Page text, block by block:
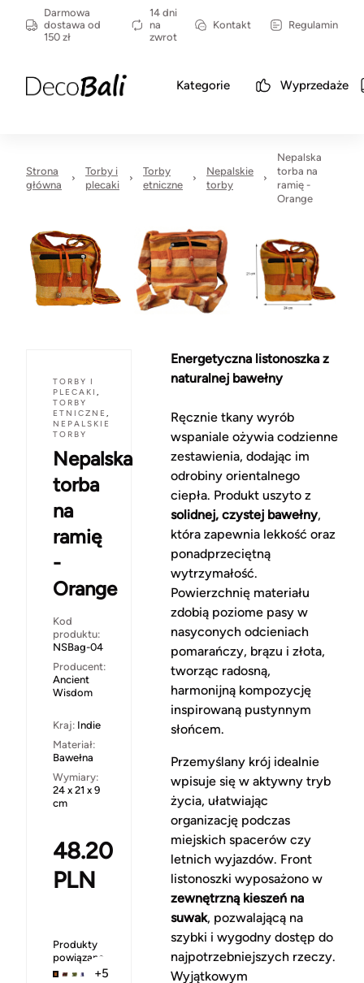
Darmowa
dostawa od
150 zł
14 dni
na
zwrot
Kontakt Regulamin
Kategorie Wyprzedaże
Strona
główna
Torby i
plecaki
Torby
etniczne
Nepalskie
torby
Nepalska
torba na
ramię -
Orange
TORBY I
PLECAKI ,
TORBY
ETNICZNE ,
NEPALSKIE
TORBY
Nepalska
torba
na
ramię
-
Orange
Kod
produktu:
NSBag-04
Producent:
Ancient
Wisdom
Kraj: Indie
Materiał:
Bawełna
Wymiary:
24 x 21 x 9
cm
48.20
PLN
Produkty
powiązane
+5
Energetyczna listonoszka z
naturalnej bawełny
Ręcznie tkany wyrób
wspaniale ożywia codzienne
zestawienia, dodając im
odrobiny orientalnego
ciepła. Produkt uszyto z
solidnej, czystej bawełny,
która zapewnia lekkość oraz
ponadprzeciętną
wytrzymałość.
Powierzchnię materiału
zdobią poziome pasy w
nasyconych odcieniach
pomarańczy, brązu i złota,
tworząc radosną,
harmonijną kompozycję
inspirowaną pustynnym
słońcem.
Przemyślany krój idealnie
wpisuje się w aktywny tryb
życia, ułatwiając
organizację podczas
miejskich spacerów czy
letnich wyjazdów. Front
listonoszki wyposażono w
zewnętrzną kieszeń na
suwak, pozwalającą na
szybki i wygodny dostęp do
najpotrzebniejszych rzeczy.
Wyjątkowym